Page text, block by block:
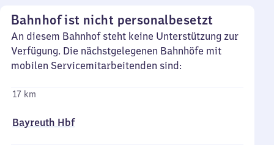
Bahnhof ist nicht personalbesetzt
An diesem Bahnhof steht keine Unterstützung zur
Verfügung. Die nächstgelegenen Bahnhöfe mit
mobilen Servicemitarbeitenden sind:
17 km
Bayreuth Hbf